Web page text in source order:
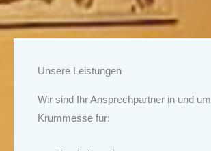
Unsere Leistungen
Wir sind Ihr Ansprechpartner in und um
Krummesse für: